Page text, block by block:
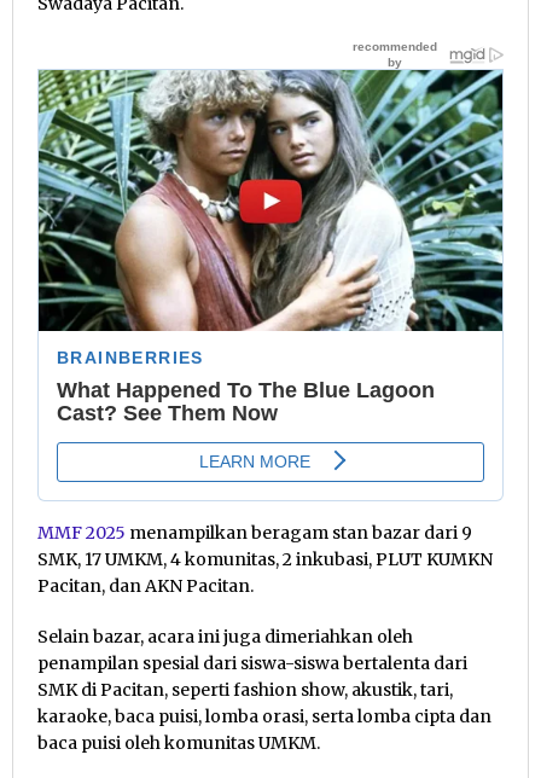
MMF 2025 menampilkan beragam stan bazar dari 9
SMK, 17 UMKM, 4 komunitas, 2 inkubasi, PLUT KUMKN
Pacitan, dan AKN Pacitan.
Selain bazar, acara ini juga dimeriahkan oleh
penampilan spesial dari siswa-siswa bertalenta dari
SMK di Pacitan, seperti fashion show, akustik, tari,
karaoke, baca puisi, lomba orasi, serta lomba cipta dan
baca puisi oleh komunitas UMKM.